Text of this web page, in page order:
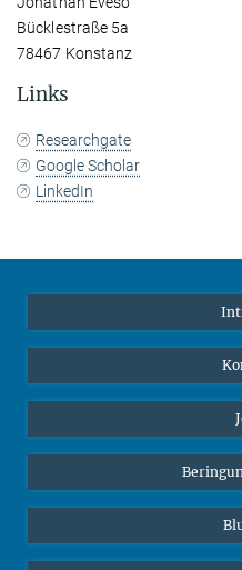
Bücklestraße 5a
78467 Konstanz
Links
Researchgate
Google Scholar
LinkedIn